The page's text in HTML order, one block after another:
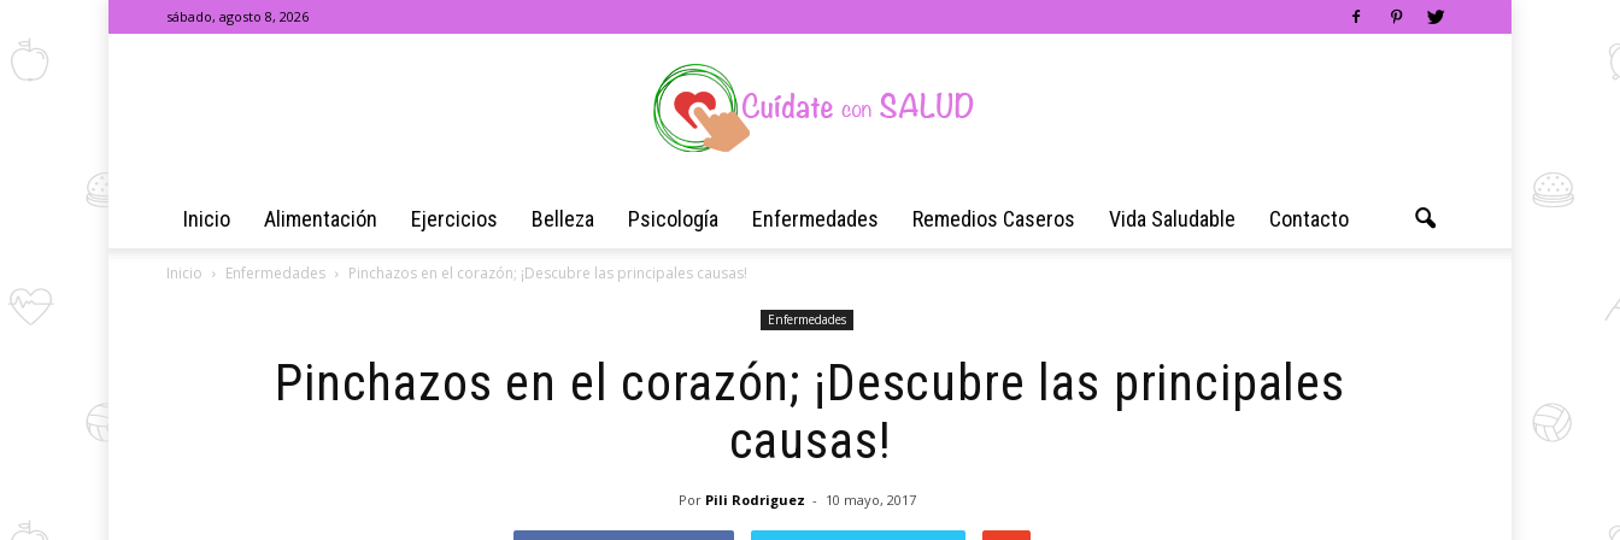
sábado, agosto 8, 2026
Inicio Alimentación Ejercicios Belleza Psicología Enfermedades Remedios Caseros Vida Saludable Contacto
Inicio Enfermedades Pinchazos en el corazón; ¡Descubre las principales causas!
Enfermedades
Pinchazos en el corazón; ¡Descubre las principales
causas!
Por Pili Rodriguez - 10 mayo, 2017